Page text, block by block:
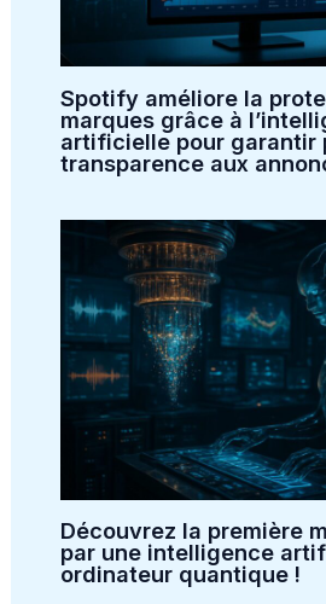
Spotify améliore la
marques grâce à
artificielle pour garantir
transparence aux
Découvrez la première
par une intelligence
ordinateur quantique !